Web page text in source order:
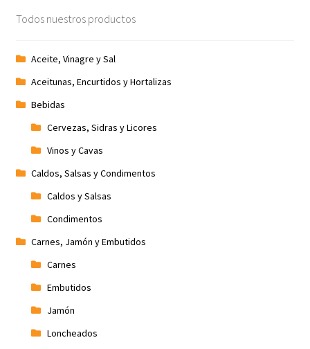
Todos nuestros productos
Aceite, Vinagre y Sal
Aceitunas, Encurtidos y Hortalizas
Bebidas
Cervezas, Sidras y Licores
Vinos y Cavas
Caldos, Salsas y Condimentos
Caldos y Salsas
Condimentos
Carnes, Jamón y Embutidos
Carnes
Embutidos
Jamón
Loncheados